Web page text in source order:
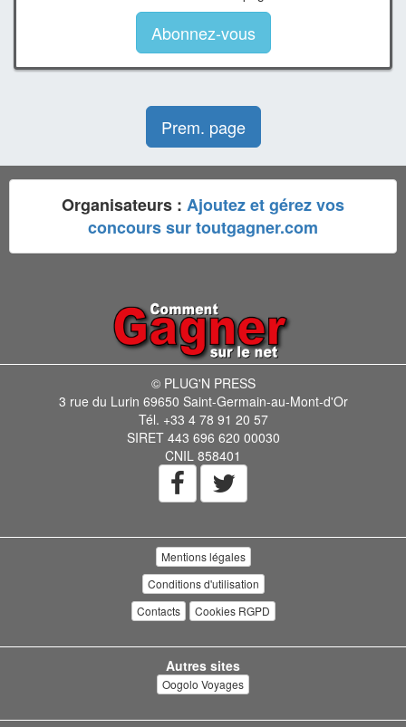
Abonnez-vous
Prem. page
Organisateurs : Ajoutez et gérez vos
concours sur toutgagner.com
© PLUG'N PRESS
3 rue du Lurin 69650 Saint-Germain-au-Mont-d'Or
Tél. +33 4 78 91 20 57
SIRET 443 696 620 00030
CNIL 858401
Mentions légales
Conditions d'utilisation
Contacts
Cookies RGPD
Autres sites
Oogolo Voyages